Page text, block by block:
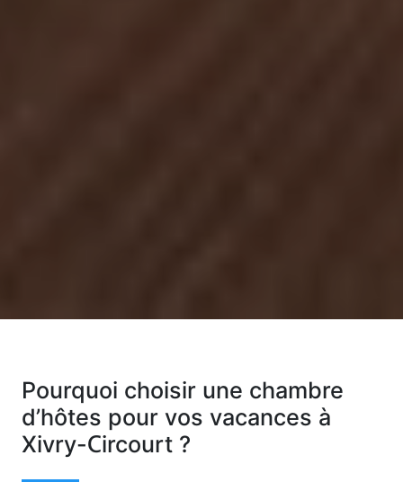
Pourquoi choisir une chambre
d’hôtes pour vos vacances à
Xivry-Circourt ?